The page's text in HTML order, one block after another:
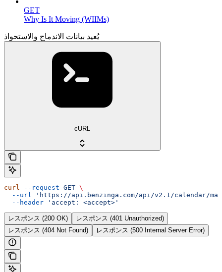
GET
Why Is It Moving (WIIMs)
يُعيد بيانات الاندماج والاستحواذ
cURL
curl --request GET \
  --url
'https://api.benzinga.com/api/v2.1/calendar/
  --header
'accept: <accept>'
レスポンス (200 OK)
レスポンス (401 Unauthorized)
レスポンス (404 Not Found)
レスポンス (500 Internal Server Error)